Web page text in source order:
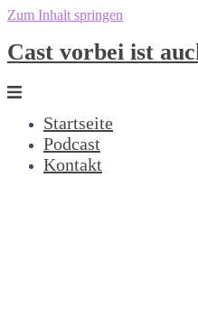
Zum Inhalt springen
Cast vorbei ist
Startseite
Podcast
Kontakt